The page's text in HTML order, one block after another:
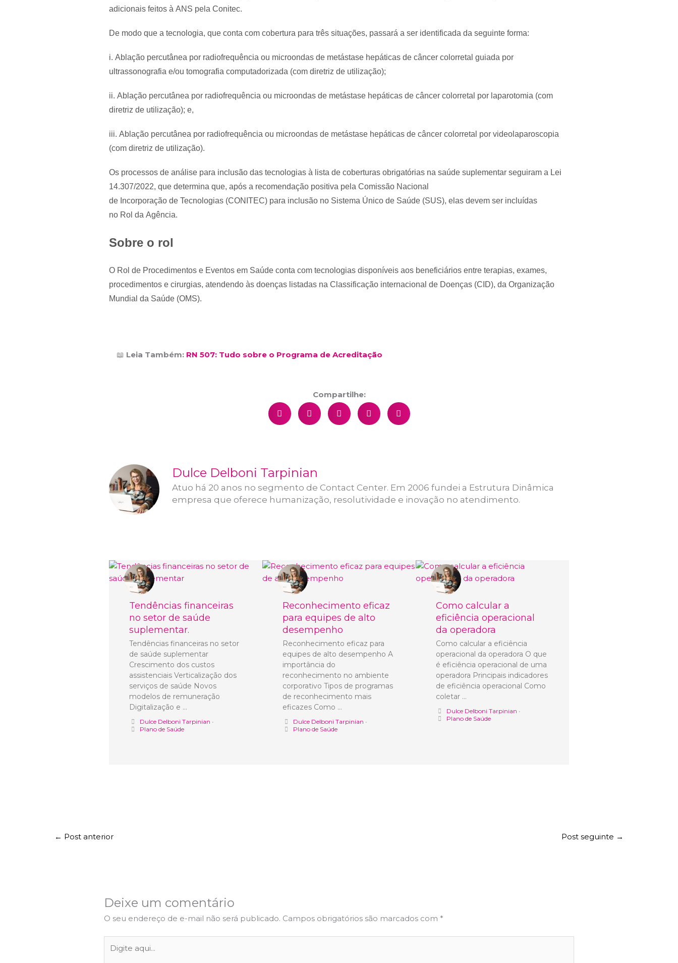
adicionais feitos à ANS pela Conitec.
De modo que a tecnologia, que conta com cobertura para três situações, passará a ser identificada da seguinte forma:
i. Ablação percutânea por radiofrequência ou microondas de metástase hepáticas de câncer colorretal guiada por
ultrassonografia e/ou tomografia computadorizada (com diretriz de utilização);
ii. Ablação percutânea por radiofrequência ou microondas de metástase hepáticas de câncer colorretal por laparotomia (com
diretriz de utilização); e,
iii. Ablação percutânea por radiofrequência ou microondas de metástase hepáticas de câncer colorretal por videolaparoscopia
(com diretriz de utilização).
Os processos de análise para inclusão das tecnologias à lista de coberturas obrigatórias na saúde suplementar seguiram a Lei
14.307/2022, que determina que, após a recomendação positiva pela Comissão Nacional
de Incorporação de Tecnologias (CONITEC) para inclusão no Sistema Único de Saúde (SUS), elas devem ser incluídas
no Rol da Agência.
Sobre o rol
O Rol de Procedimentos e Eventos em Saúde conta com tecnologias disponíveis aos beneficiários entre terapias, exames,
procedimentos e cirurgias, atendendo às doenças listadas na Classificação internacional de Doenças (CID), da Organização
Mundial da Saúde (OMS).
📖 Leia Também: RN 507: Tudo sobre o Programa de Acreditação
Compartilhe:
Dulce Delboni Tarpinian
Atuo há 20 anos no segmento de Contact Center. Em 2006 fundei a Estrutura Dinâmica
empresa que oferece humanização, resolutividade e inovação no atendimento.
Tendências financeiras
no setor de saúde
suplementar.
Tendências financeiras no setor
de saúde suplementar
Crescimento dos custos
assistenciais Verticalização dos
serviços de saúde Novos
modelos de remuneração
Digitalização e …
Dulce Delboni Tarpinian •
Plano de Saúde
Reconhecimento eficaz
para equipes de alto
desempenho
Reconhecimento eficaz para
equipes de alto desempenho A
importância do
reconhecimento no ambiente
corporativo Tipos de programas
de reconhecimento mais
eficazes Como …
Dulce Delboni Tarpinian •
Plano de Saúde
Como calcular a
eficiência operacional
da operadora
Como calcular a eficiência
operacional da operadora O que
é eficiência operacional de uma
operadora Principais indicadores
de eficiência operacional Como
coletar …
Dulce Delboni Tarpinian •
Plano de Saúde
← Post anterior Post seguinte →
Deixe um comentário
O seu endereço de e-mail não será publicado. Campos obrigatórios são marcados com *
aqui...